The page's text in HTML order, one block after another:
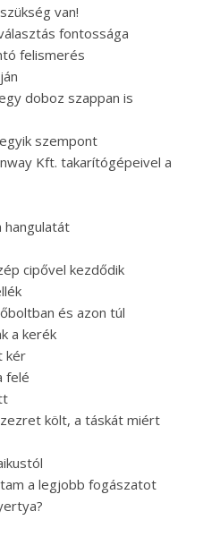
van!
fontossága
felismerés
doboz szappan is
szempont
Kft. takarítógépeivel a
hangulatát
cipővel kezdődik
és azon túl
a kerék
kér
felé
költ, a táskát miért
a legjobb fogászatot